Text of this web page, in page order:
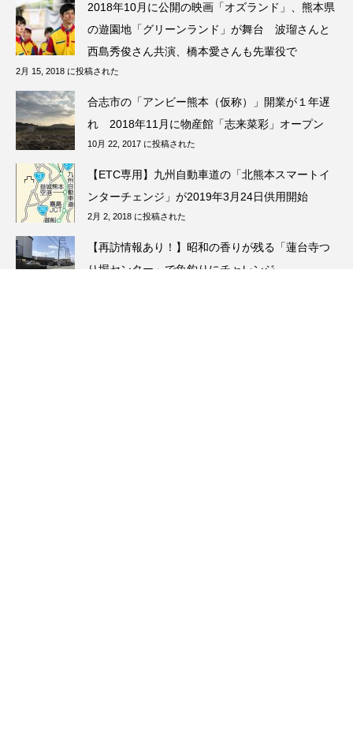
2018年10月に公開の映画「オズランド」、熊本県
の遊園地「グリーンランド」が舞台 波瑠さんと
西島秀俊さん共演、橋本愛さんも先輩役で
2月 15, 2018 に投稿された
合志市の「アンビー熊本（仮称）」開業が１年遅
れ 2018年11月に物産館「志来菜彩」オープン
10月 22, 2017 に投稿された
【ETC専用】九州自動車道の「北熊本スマートイ
ンターチェンジ」が2019年3月24日供用開始
2月 2, 2018 に投稿された
【再訪情報あり！】昭和の香りが残る「蓮台寺つ
り堀センター」で魚釣りにチャレンジ